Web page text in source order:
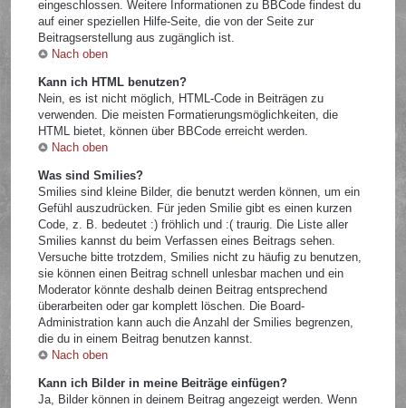
eingeschlossen. Weitere Informationen zu BBCode findest du
auf einer speziellen Hilfe-Seite, die von der Seite zur
Beitragserstellung aus zugänglich ist.
Nach oben
Kann ich HTML benutzen?
Nein, es ist nicht möglich, HTML-Code in Beiträgen zu
verwenden. Die meisten Formatierungsmöglichkeiten, die
HTML bietet, können über BBCode erreicht werden.
Nach oben
Was sind Smilies?
Smilies sind kleine Bilder, die benutzt werden können, um ein
Gefühl auszudrücken. Für jeden Smilie gibt es einen kurzen
Code, z. B. bedeutet :) fröhlich und :( traurig. Die Liste aller
Smilies kannst du beim Verfassen eines Beitrags sehen.
Versuche bitte trotzdem, Smilies nicht zu häufig zu benutzen,
sie können einen Beitrag schnell unlesbar machen und ein
Moderator könnte deshalb deinen Beitrag entsprechend
überarbeiten oder gar komplett löschen. Die Board-
Administration kann auch die Anzahl der Smilies begrenzen,
die du in einem Beitrag benutzen kannst.
Nach oben
Kann ich Bilder in meine Beiträge einfügen?
Ja, Bilder können in deinem Beitrag angezeigt werden. Wenn